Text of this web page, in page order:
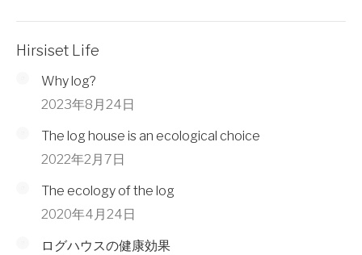
Hirsiset Life
Why log?
2023年8月24日
The log house is an ecological choice
2022年2月7日
The ecology of the log
2020年4月24日
ログハウスの健康効果